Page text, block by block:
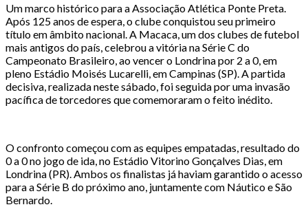
Um marco histórico para a Associação Atlética Ponte Preta.
Após 125 anos de espera, o clube conquistou seu primeiro
título em âmbito nacional. A Macaca, um dos clubes de futebol
mais antigos do país, celebrou a vitória na Série C do
Campeonato Brasileiro, ao vencer o Londrina por 2 a 0, em
pleno Estádio Moisés Lucarelli, em Campinas (SP). A partida
decisiva, realizada neste sábado, foi seguida por uma invasão
pacífica de torcedores que comemoraram o feito inédito.
O confronto começou com as equipes empatadas, resultado do
0 a 0 no jogo de ida, no Estádio Vitorino Gonçalves Dias, em
Londrina (PR). Ambos os finalistas já haviam garantido o acesso
para a Série B do próximo ano, juntamente com Náutico e São
Bernardo.